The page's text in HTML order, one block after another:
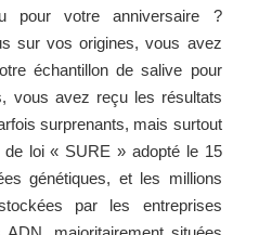
pour votre anniversaire ?
sur vos origines, vous avez
échantillon de salive pour
vous avez reçu les résultats
surprenants, mais surtout
loi « SURE » adopté le 15
génétiques, et les millions
par les entreprises